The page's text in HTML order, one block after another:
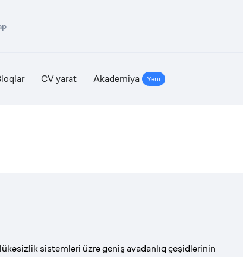
CV yarat Akademiya Yeni
sistemləri üzrə geniş avadanlıq çeşidlərinin